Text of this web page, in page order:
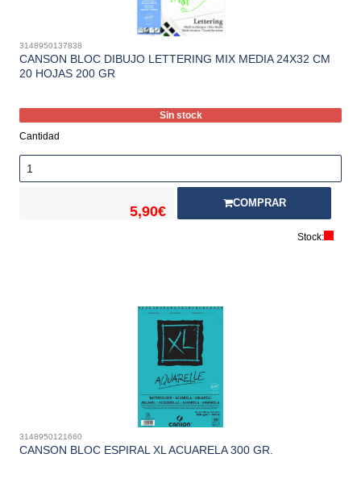
3148950137838
CANSON BLOC DIBUJO LETTERING MIX MEDIA 24X32 CM
20 HOJAS 200 GR
Sin stock
Cantidad
5,90€
COMPRAR
Stock:
3148950121660
CANSON BLOC ESPIRAL XL ACUARELA 300 GR.